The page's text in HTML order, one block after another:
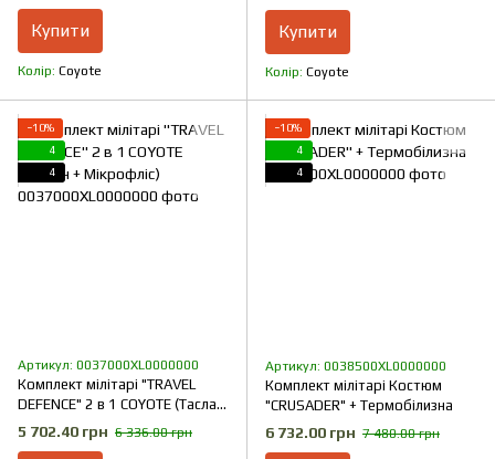
Купити
Колір Coyote
Купити
Колір Coyote
−10%
4
4
Артикул: 0037000XL0000000
Комплект мілітарі "TRAVEL
DEFENCE" 2 в 1 COYOTE (Таслан
+ Мікрофліс)
5 702.40 грн 6 336.00 грн
−10%
4
4
Артикул: 0038500XL0000000
Комплект мілітарі Костюм
"CRUSADER" + Термобілизна
6 732.00 грн 7 480.00 грн